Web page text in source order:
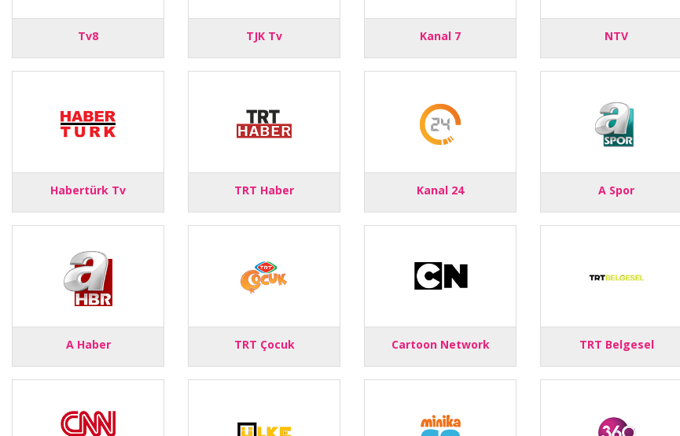
Tv8 TJK Tv Kanal 7 NTV
Habertürk Tv TRT Haber Kanal 24 A Spor
A Haber TRT Çocuk Cartoon Network TRT Belgesel